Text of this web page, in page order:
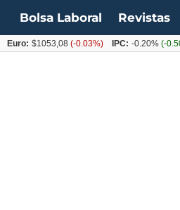
Bolsa Laboral Revistas
$1053,08 (-0.03%) IPC: -0.20%(-0.50 pts)